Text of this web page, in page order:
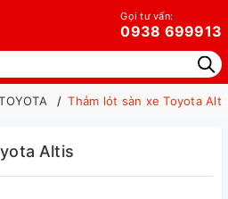
Gọi tư vấn:
0938 699913
Thảm lót sàn xe Toyota
Altis